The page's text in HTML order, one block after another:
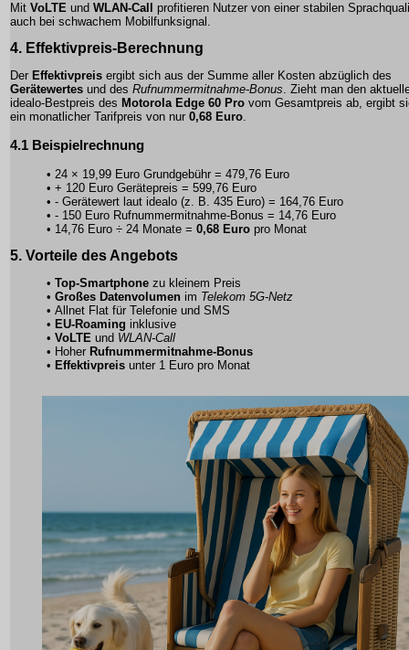
Mit VoLTE und WLAN-Call
profitieren Nutzer von einer stabilen
auch bei schwachem Mobilfunksignal.
4. Effektivpreis-Berechnung
Der Effektivpreis ergibt sich aus der Summe aller Kosten abzüglich des
Gerätewertes und des Rufnummermitnahme-Bonus. Zieht man den
idealo-Bestpreis des Motorola Edge 60 Pro vom Gesamtpreis ab, ergibt
ein monatlicher Tarifpreis von nur 0,68 Euro.
4.1 Beispielrechnung
• 24 × 19,99 Euro Grundgebühr = 479,76 Euro
• + 120 Euro Gerätepreis = 599,76 Euro
• - Gerätewert laut idealo (z. B. 435 Euro) = 164,76 Euro
• - 150 Euro Rufnummermitnahme-Bonus = 14,76 Euro
• 14,76 Euro ÷ 24 Monate = 0,68 Euro pro Monat
5. Vorteile des Angebots
• Top-Smartphone zu kleinem Preis
• Großes Datenvolumen im Telekom 5G-Netz
• Allnet Flat für Telefonie und SMS
• EU-Roaming inklusive
• VoLTE und WLAN-Call
• Hoher Rufnummermitnahme-Bonus
• Effektivpreis unter 1 Euro pro Monat